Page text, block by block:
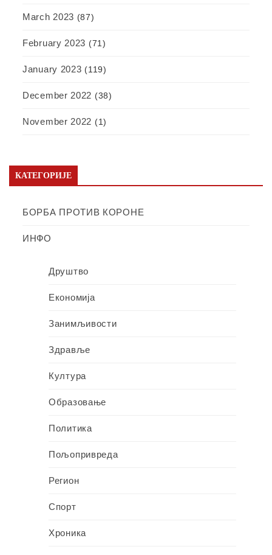
March 2023 (87)
February 2023 (71)
January 2023 (119)
December 2022 (38)
November 2022 (1)
КАТЕГОРИЈЕ
БОРБА ПРОТИВ КОРОНЕ
ИНФО
Друштво
Економија
Занимљивости
Здравље
Култура
Образовање
Политика
Пољопривреда
Регион
Спорт
Хроника